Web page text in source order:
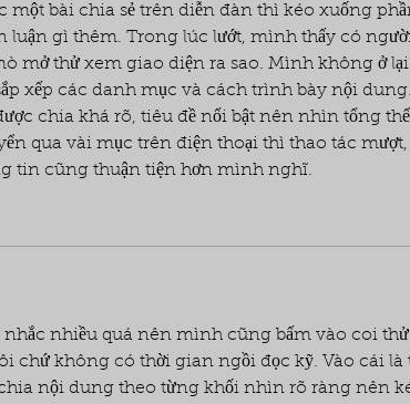
một bài chia sẻ trên diễn đàn thì kéo xuống
luận gì thêm. Trong lúc lướt, mình thấy có
mở thử xem giao diện ra sao. Mình không ở lại
xếp các danh mục và cách trình bày nội
chia khá rõ, tiêu đề nổi bật nên nhìn tổng
qua vài mục trên điện thoại thì thao tác
tin cũng thuận tiện hơn mình nghĩ.
nhắc nhiều quá nên mình cũng bấm vào coi thử
chứ không có thời gian ngồi đọc kỹ. Vào cái là
nội dung theo từng khối nhìn rõ ràng nên